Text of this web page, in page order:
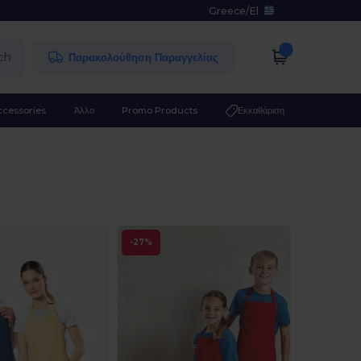
Greece/El
Παρακολούθηση Παραγγελίας
Άλλο Promo Products Εκκαθάριση
-27%